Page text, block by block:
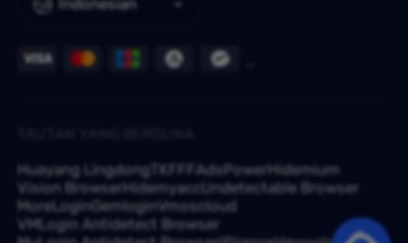
Indonesian
Huayang Lingdong TKFFF AdsPowerHidemium
Vision BrowserHidemyaccUndetectable Browser
MoreLoginGemlogin Vmoscloud
VMLogin Antidetect Browser